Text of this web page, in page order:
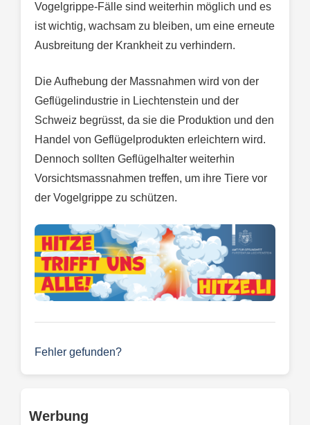
Vogelgrippe-Fälle sind weiterhin möglich und es
ist wichtig, wachsam zu bleiben, um eine erneute
Ausbreitung der Krankheit zu verhindern.
Die Aufhebung der Massnahmen wird von der
Geflügelindustrie in Liechtenstein und der
Schweiz begrüsst, da sie die Produktion und den
Handel von Geflügelprodukten erleichtern wird.
Dennoch sollten Geflügelhalter weiterhin
Vorsichtsmassnahmen treffen, um ihre Tiere vor
der Vogelgrippe zu schützen.
Fehler gefunden?
Werbung